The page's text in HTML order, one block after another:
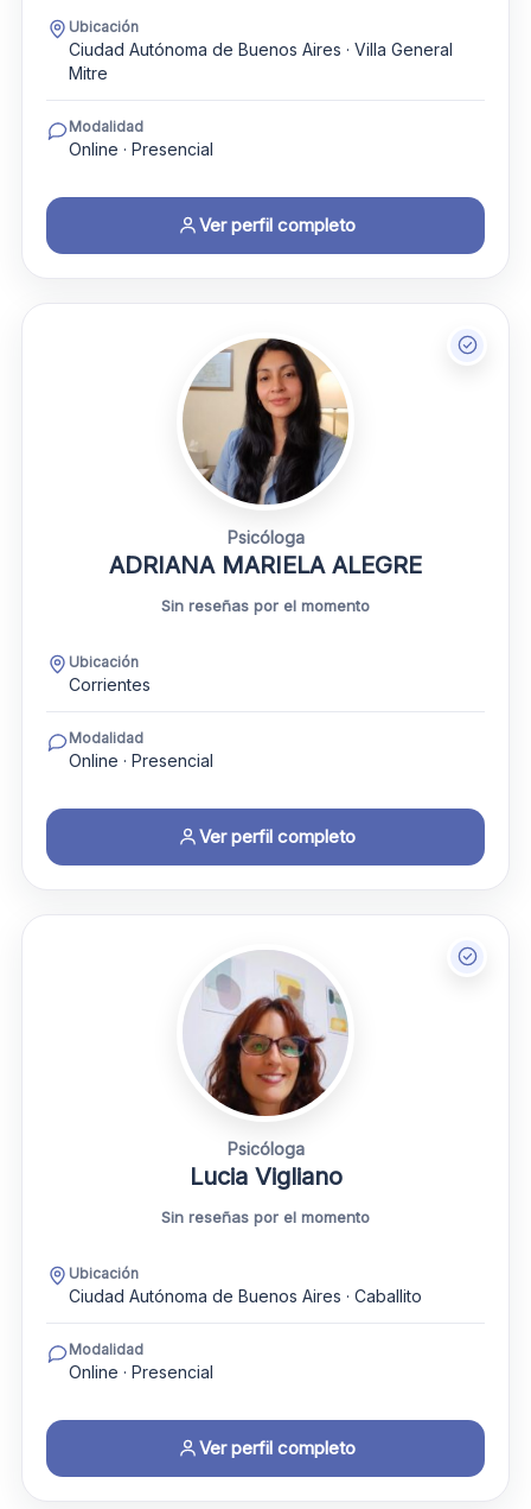
Ubicación
Ciudad Autónoma de Buenos Aires · Villa General
Mitre
Modalidad
Online · Presencial
Ver perfil completo
Psicóloga
ADRIANA MARIELA ALEGRE
Sin reseñas por el momento
Ubicación
Corrientes
Modalidad
Online · Presencial
Ver perfil completo
Psicóloga
Lucia Vigliano
Sin reseñas por el momento
Ubicación
Ciudad Autónoma de Buenos Aires · Caballito
Modalidad
Online · Presencial
Ver perfil completo